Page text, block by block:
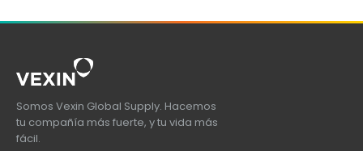
Somos Vexin Global Supply. Hacemos
tu compañía más fuerte, y tu vida más
fácil.